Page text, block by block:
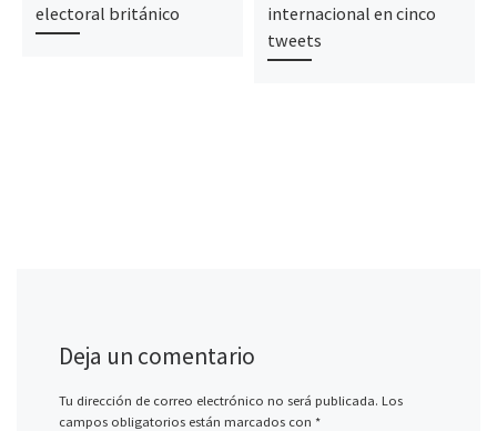
electoral británico
internacional en cinco
tweets
Deja un comentario
Tu dirección de correo electrónico no será publicada. Los
campos obligatorios están marcados con *